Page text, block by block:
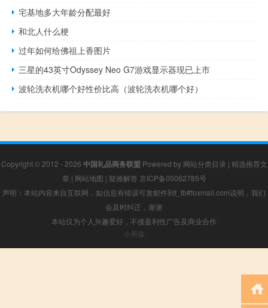
宅基地多大年龄分配最好
和北人什么梗
过年如何给佛祖上香图片
三星的43英寸Odyssey Neo G7游戏显示器现已上市
波轮洗衣机哪个好性价比高（波轮洗衣机哪个好）
Copyright © 2012 - 2026 中国礼品商务联盟 Powered by 网站分类目录 | 精选推荐文
章 | 网站地图 | 疑难解答 京ICP备05062785号
声明：本站内容来自互联网，如信息有错误可发邮件到f_fb#foxmail.com说明，我们
会及时纠正，谢谢
本站仅为个人兴趣爱好，不接盈利性广告及商业合作
小男孩